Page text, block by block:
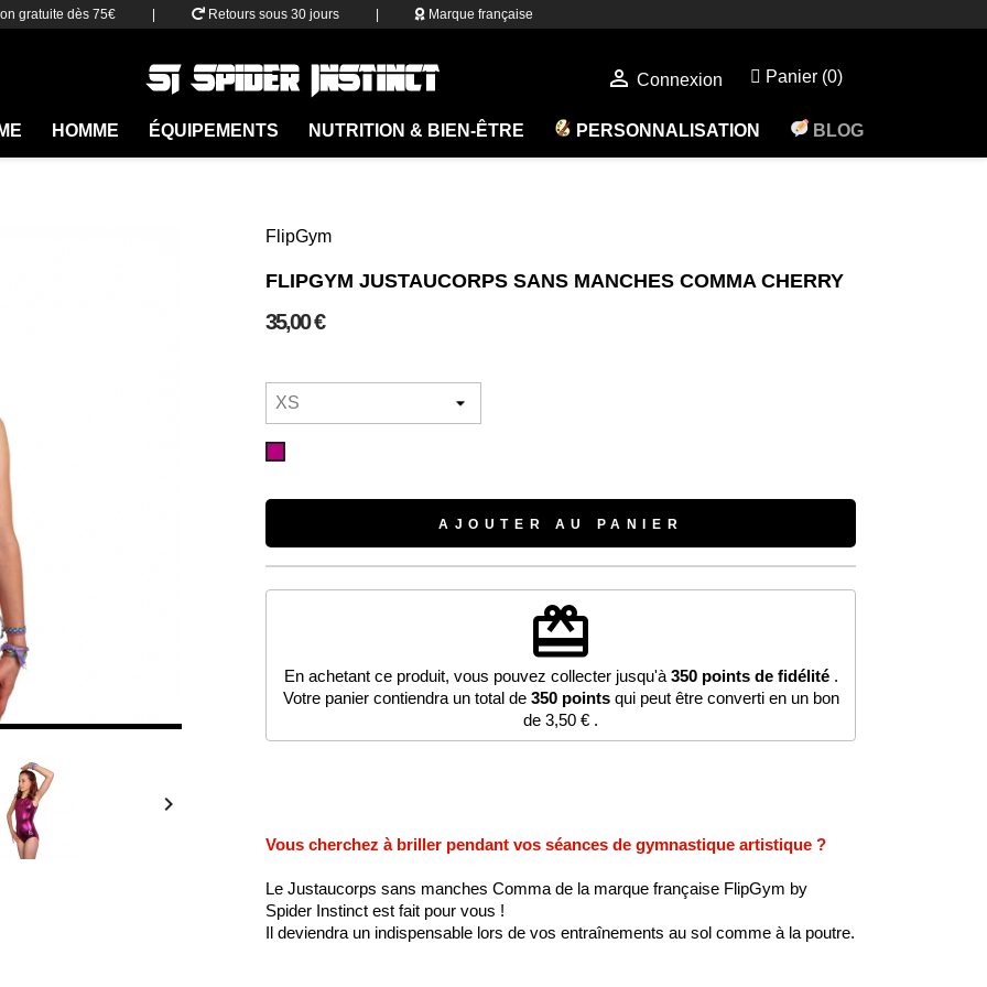
gratuite dès 75€ Retours sous 30 jours Marque française
 Connexion Panier (0)
HOMME ÉQUIPEMENTS NUTRITION & BIEN-ÊTRE PERSONNALISATION BLOG

FlipGym
FLIPGYM JUSTAUCORPS SANS MANCHES COMMA CHERRY
35,00 €
AJOUTER AU PANIER
redeem
En achetant ce produit, vous pouvez collecter jusqu'à 350points de fidélité.
Votre panier contiendra un total de 350pointsqui peut être converti en un bon
de 3,50 € .
Vous cherchez à briller pendant vos séances de gymnastique artistique ?
Le Justaucorps sans manches Comma de la marque française FlipGym by
Spider Instinct est fait pour vous !
Il deviendra un indispensable lors de vos entraînements au sol comme à la poutre.